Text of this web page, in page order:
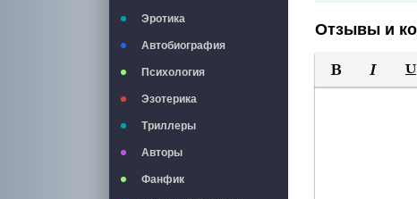
Эротика
Автобиография
Психология
Эзотерика
Триллеры
Авторы
Фанфик
Отзывы и
Полужирный
Курсив